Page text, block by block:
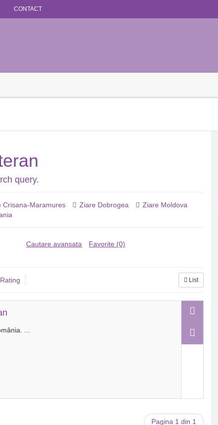
CONTACT
query.
Crisana-Maramures Ziare Dobrogea
Ziare Moldova
Cautare avansata Favorite (0)
Rating List
Pagina 1 din 1